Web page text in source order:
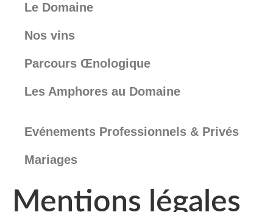
Le Domaine
Nos vins
Parcours Œnologique
Les Amphores au Domaine
Evénements Professionnels & Privés
Mariages
Mentions légales